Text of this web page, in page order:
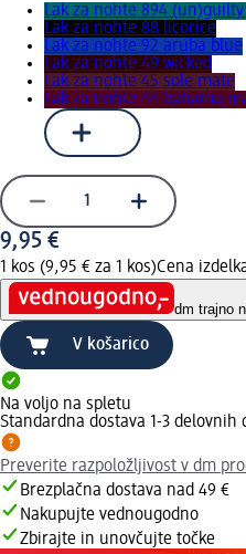
Lak za nohte 894
Lak za nohte 88 licorice
Lak za nohte 92 aruba blue
Lak za nohte 49 wicked
Lak za nohte 45 sole mate
Lak za nohte 44 bahama
9,95 €
1 kos (9,95 € za 1 kos)Cena
dm trajno
V košarico
Na voljo na spletu
Standardna dostava 1-3 delovnih
Preverite razpoložljivost v dm
Brezplačna dostava nad 49 €
Nakupujte vednougodno
Zbirajte in unovčujte točke